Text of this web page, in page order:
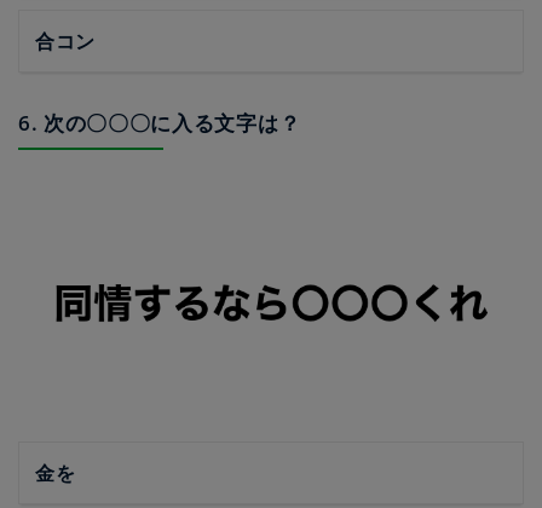
合コン
6. 次の〇〇〇に入る文字は？
金を